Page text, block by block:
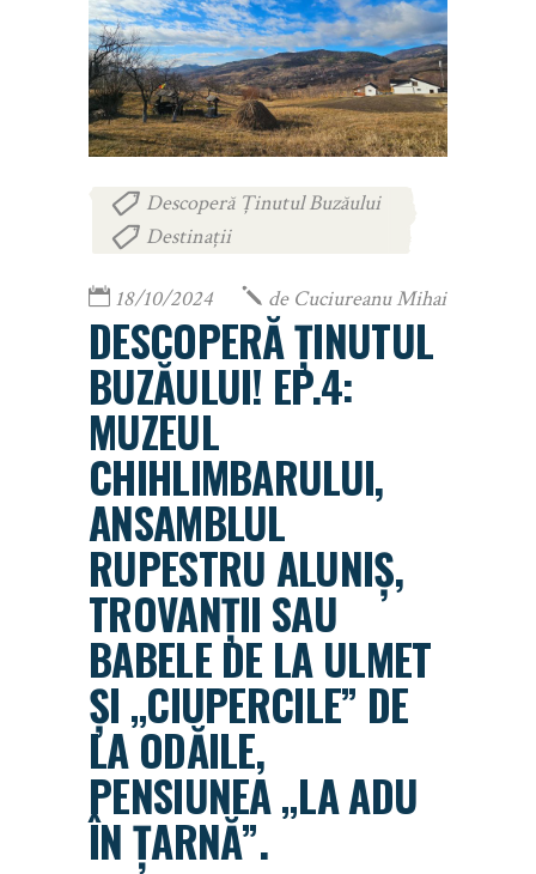
Descoperă Ținutul Buzăului
Destinații
18/10/2024 de Cuciureanu Mihai
DESCOPERĂ ȚINUTUL
BUZĂULUI! EP.4:
MUZEUL
CHIHLIMBARULUI,
ANSAMBLUL
RUPESTRU ALUNIȘ,
TROVANȚII SAU
BABELE DE LA ULMET
ȘI „CIUPERCILE” DE
LA ODĂILE,
PENSIUNEA „LA ADU
ÎN ȚARNĂ”.